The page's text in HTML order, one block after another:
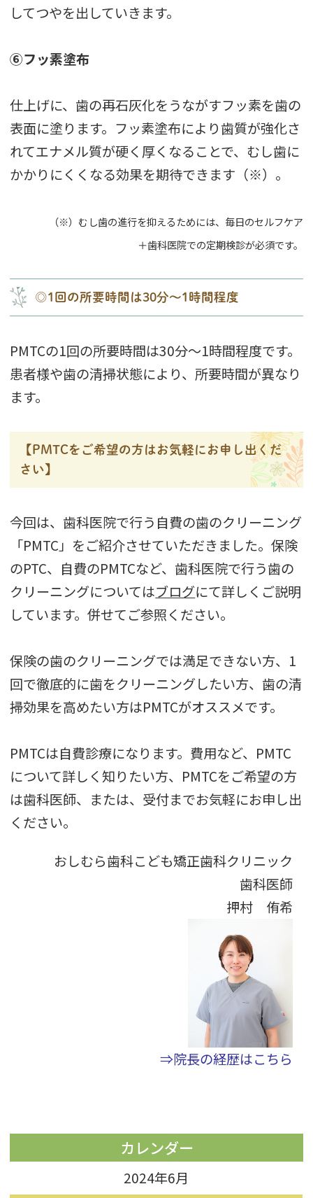
してつやを出していきます。
⑥フッ素塗布
仕上げに、歯の再石灰化をうながすフッ素を歯の
表面に塗ります。フッ素塗布により歯質が強化さ
れてエナメル質が硬く厚くなることで、むし歯に
かかりにくくなる効果を期待できます（※）。
（※）むし歯の進行を抑えるためには、毎日のセルフケア
＋歯科医院での定期検診が必須です。
◎1回の所要時間は30分～1時間程度
PMTCの1回の所要時間は30分～1時間程度です。
患者様や歯の清掃状態により、所要時間が異なり
ます。
【PMTCをご希望の方はお気軽にお申し出くだ
さい】
今回は、歯科医院で行う自費の歯のクリーニング
「PMTC」をご紹介させていただきました。保険
のPTC、自費のPMTCなど、歯科医院で行う歯の
クリーニングについてはブログにて詳しくご説明
しています。併せてご参照ください。
保険の歯のクリーニングでは満足できない方、1
回で徹底的に歯をクリーニングしたい方、歯の清
掃効果を高めたい方はPMTCがオススメです。
PMTCは自費診療になります。費用など、PMTC
について詳しく知りたい方、PMTCをご希望の方
は歯科医師、または、受付までお気軽にお申し出
ください。
おしむら歯科こども矯正歯科クリニック
歯科医師
押村 侑希
⇒院長の経歴はこちら
カレンダー
2024年6月